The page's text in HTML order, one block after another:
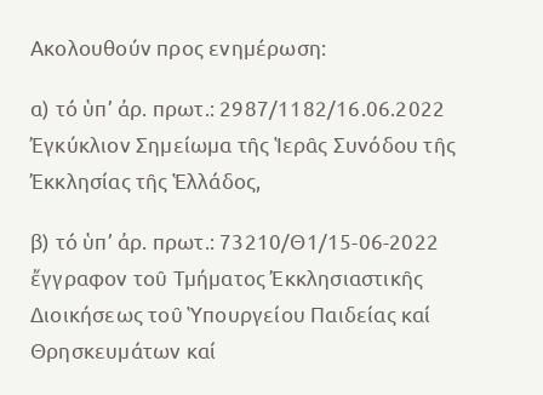
Ακολουθούν προς ενημέρωση:
α) τό ὑπ’ ἀρ. πρωτ.: 2987/1182/16.06.2022
Ἐγκύκλιον Σημείωμα τῆς Ἱερᾶς Συνόδου τῆς
Ἐκκλησίας τῆς Ἑλλάδος,
β) τό ὑπ’ ἀρ. πρωτ.: 73210/Θ1/15-06-2022
ἔγγραφον τοῦ Τμήματος Ἐκκλησιαστικῆς
Διοικήσεως τοῦ Ὑπουργείου Παιδείας καί
Θρησκευμάτων καί